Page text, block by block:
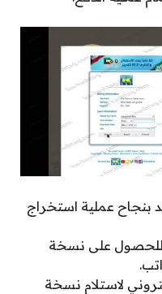
بنجاح عملية استخراج
للحصول على نسخة
لاستلام نسخة